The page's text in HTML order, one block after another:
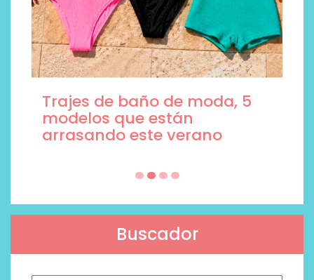
Trajes de baño de moda, 5
modelos que están
arrasando este verano
Buscador